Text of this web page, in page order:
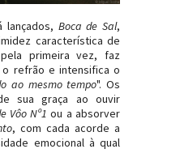
lançados, Boca de Sal,
característica de
primeira vez, faz
o refrão e intensifica o
ao mesmo tempo". Os
sua graça ao ouvir
Vôo Nº1 ou a absorver
, com cada acorde a
emocional à qual